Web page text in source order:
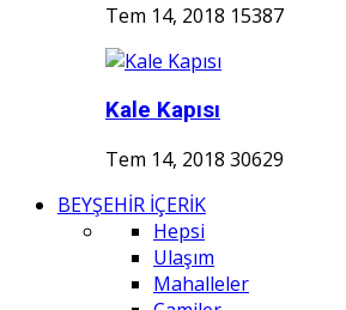
Tem 14, 2018 15387
Kale Kapısı
Tem 14, 2018 30629
BEYŞEHİR İÇERİK
Hepsi
Ulaşım
Mahalleler